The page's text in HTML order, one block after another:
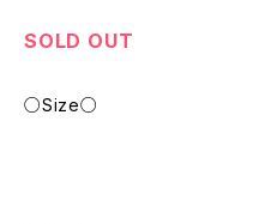
SOLD OUT
○Size○